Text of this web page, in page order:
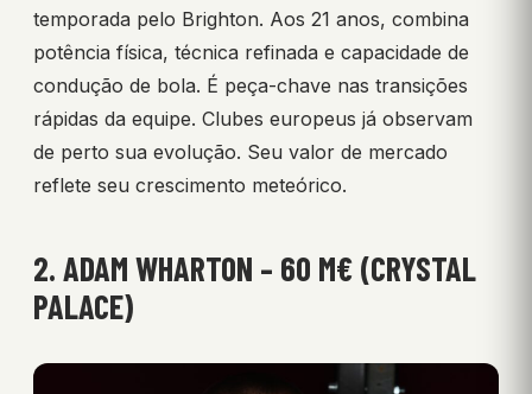
temporada pelo Brighton. Aos 21 anos, combina
potência física, técnica refinada e capacidade de
condução de bola. É peça-chave nas transições
rápidas da equipe. Clubes europeus já observam
de perto sua evolução. Seu valor de mercado
reflete seu crescimento meteórico.
2. ADAM WHARTON – 60 M€ (CRYSTAL
PALACE)